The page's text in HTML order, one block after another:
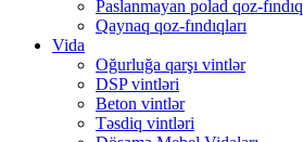
Paslanmayan polad qoz-fındıq
Qaynaq qoz-fındıqları
Vida
Oğurluğa qarşı vintlər
DSP vintləri
Beton vintlər
Təsdiq vintləri